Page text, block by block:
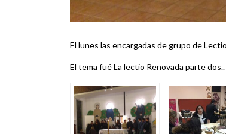
El lunes las encargadas de grupo de
El tema fué La lectio Renovada parte dos..